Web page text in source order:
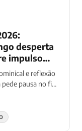
desperta
impulso
— fogo
no final de
e reflexão
pausa no fim